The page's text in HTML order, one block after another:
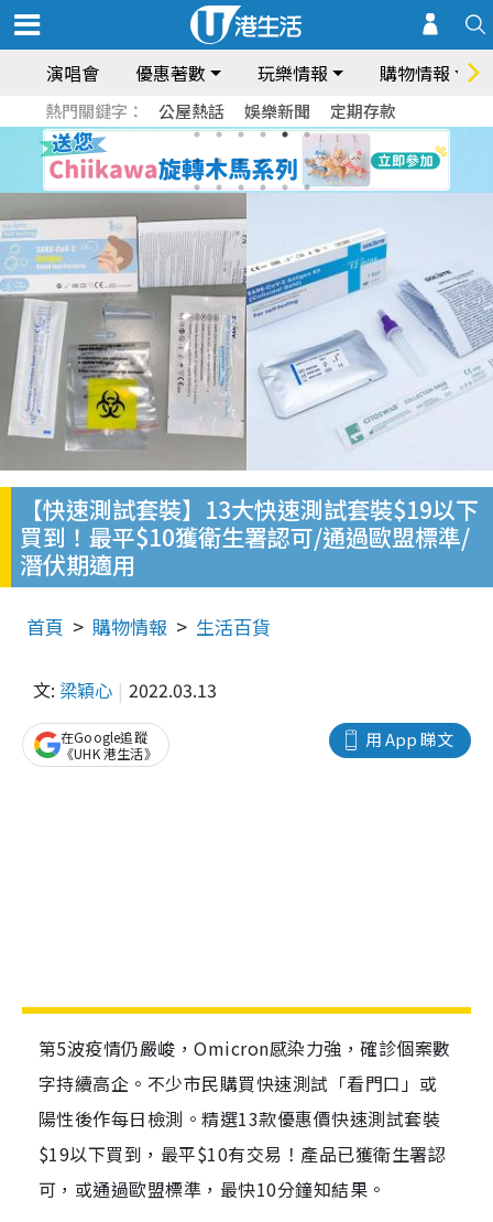
演唱會 優惠著數 玩樂情報 購物情報
熱門關鍵字： 公屋熱話 娛樂新聞 定期存款
【快速測試套裝】13大快速測試套裝$19以下
買到！最平$10獲衛生署認可/通過歐盟標準/
潛伏期適用
首頁 購物情報 生活百貨
文: 梁穎心 2022.03.13
用 App 睇文
在Google追蹤
《UHK 港生活》
第5波疫情仍嚴峻，Omicron感染力強，確診個案數
字持續高企。不少市民購買快速測試「看門口」或
陽性後作每日檢測。精選13款優惠價快速測試套裝
$19以下買到，最平$10有交易！產品已獲衛生署認
可，或通過歐盟標準，最快10分鐘知結果。